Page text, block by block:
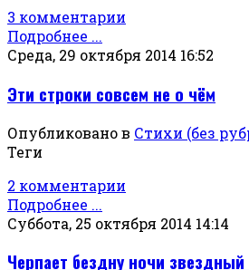
3 комментарии
Подробнее ...
Среда, 29 октября 2014 16:52
Эти строки совсем не о чём
Опубликовано в Стихи (без
Теги
2 комментарии
Подробнее ...
Суббота, 25 октября 2014 14:14
Черпает бездну ночи